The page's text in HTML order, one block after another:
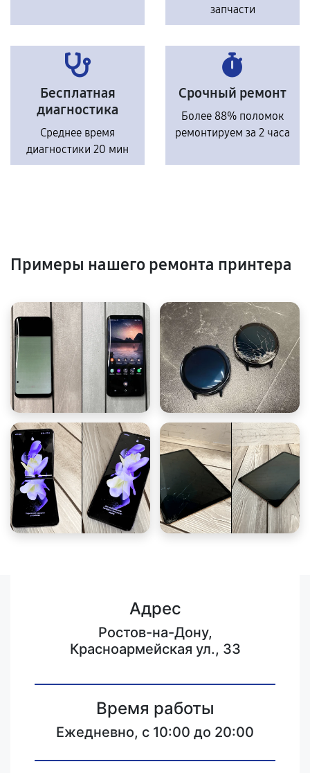
запчасти
Бесплатная
диагностика
Среднее время
диагностики 20 мин
Срочный ремонт
Более 88% поломок
ремонтируем за 2 часа
Примеры нашего ремонта принтера
Адрес
Ростов-на-Дону,
Красноармейская ул., 33
Время работы
Ежедневно, с 10:00 до 20:00